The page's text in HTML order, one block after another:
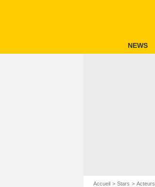
NEWS
Accueil Stars Acteurs